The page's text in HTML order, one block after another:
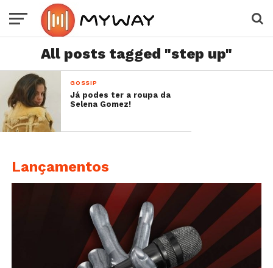
All posts tagged "step up"
GOSSIP
Já podes ter a roupa da
Selena Gomez!
Lançamentos